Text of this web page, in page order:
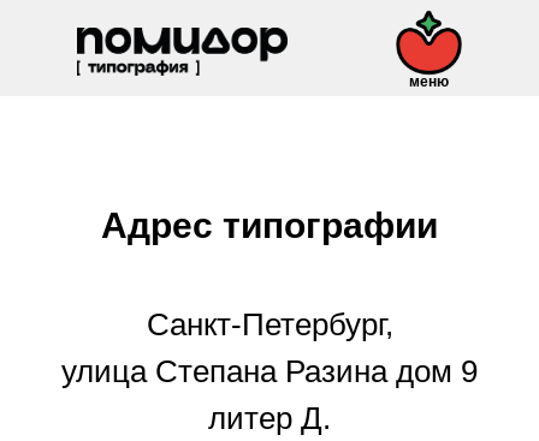
меню
Адрес типографии
Санкт-Петербург,
улица Степана Разина дом 9
литер Д.